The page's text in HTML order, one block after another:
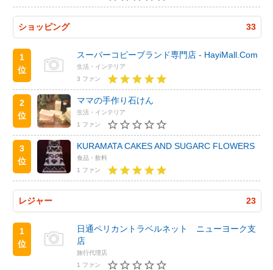
ショッピング 33
1
位
スーパーコピーブランド専門店 - HayiMall.Com
生活・インテリア
3 ファン
2
位
ママの手作り石けん
生活・インテリア
1 ファン
3
位
KURAMATA CAKES AND SUGARC FLOWERS
食品・飲料
1 ファン
レジャー 23
1
位
日通ペリカントラベルネット ニューヨーク支
店
旅行代理店
1 ファン